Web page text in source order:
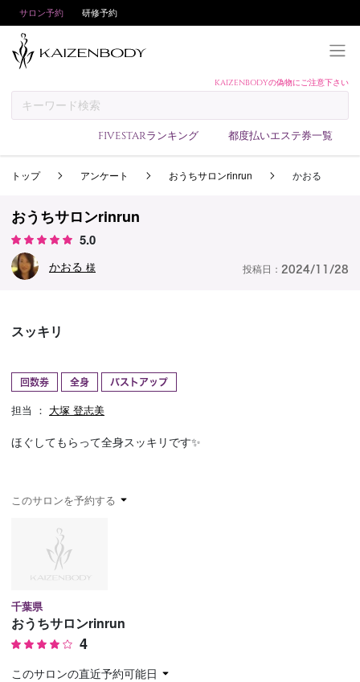
サロン予約 研修予約
KAIZENBODYの偽物にご注意下さい
FIVESTARランキング 都度払いエステ券一覧
予約方法
サロンランキング
予約確認
トップ アンケート おうちサロンrinrun かおる
おうちサロンrinrun
5.0
かおる 様 投稿日： 2024/11/28
スッキリ
回数券 全身 バストアップ
担当 ： 大塚 登志美
ほぐしてもらって全身スッキリです✨
このサロンを予約する
千葉県
おうちサロンrinrun
4
このサロンの直近予約可能日